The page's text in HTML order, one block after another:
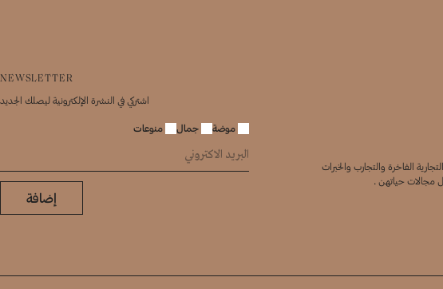
NEWSLETTER
اشتركي في النشرة الإلكترونية ليصلك الجديد
موضة جمال منوعات
إضافة
الفاخرة والتجارب والخبرات
مجالات حياتهن .